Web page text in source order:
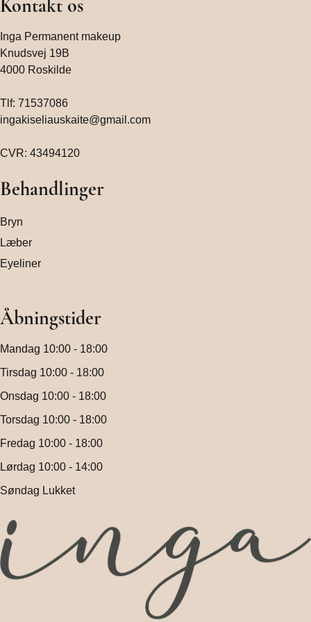
Kontakt os
Inga Permanent makeup
Knudsvej 19B
4000 Roskilde
Tlf: 71537086
ingakiseliauskaite@gmail.com
CVR: 43494120
Behandlinger
Bryn
Læber
Eyeliner
Åbningstider
Mandag 10:00 - 18:00
Tirsdag 10:00 - 18:00
Onsdag 10:00 - 18:00
Torsdag 10:00 - 18:00
Fredag 10:00 - 18:00
Lørdag 10:00 - 14:00
Søndag Lukket